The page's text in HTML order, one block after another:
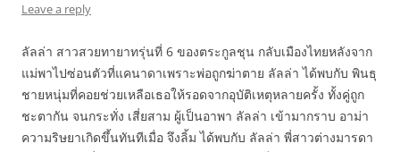
Leave a reply
ลัลล่า สาวสวยทายาทรุ่นที่ 6 ของตระกูลชุน กลับเมืองไทยหลังจาก
แม่พาไปซ่อนตัวที่แคนาดาเพราะพ่อถูกฆ่าตาย ลัลล่า ได้พบกับ พินธุ
ชายหนุ่มที่คอยช่วยเหลือเธอให้รอดจากอุบัติเหตุหลายครั้ง ทั้งคู่ถูก
ชะตากัน จนกระทั่ง เสี่ยสาม ผู้เป็นอาพา ลัลล่า เข้ามากราบ อาม่า
ความริษยาเกิดขึ้นทันทีเมื่อ จึงลิ้ม ได้พบกับ ลัลล่า พี่สาวต่างมารดา